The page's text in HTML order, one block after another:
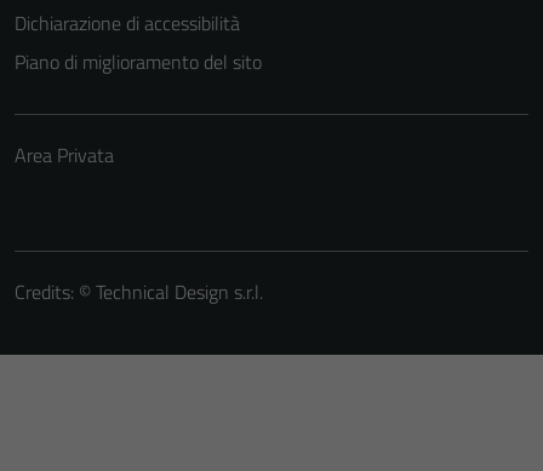
Dichiarazione di accessibilità
Piano di miglioramento del sito
Area Privata
Credits: ©Technical Design s.r.l.